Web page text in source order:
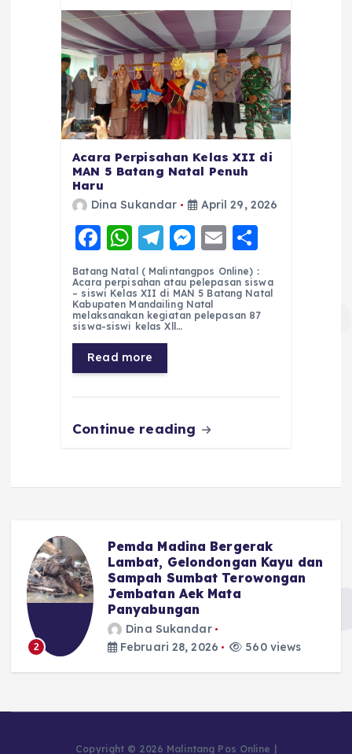
Acara Perpisahan Kelas XII di
MAN 5 Batang Natal Penuh
Haru
Dina Sukandar April 29, 2026
F
a
c
e
b
o
o
W
h
a
ts
A
p
p
T
el
e
g
r
m
M
e
ss
e
er
E
m
ai
l
h
a
re
Batang Natal ( Malintangpos Online) :
Acara perpisahan atau pelepasan siswa
– siswi Kelas XII di MAN 5 Batang Natal
Kabupaten Mandailing Natal
melaksanakan kegiatan pelepasan 87
siswa-siswi kelas Xll…
Read more
Continue reading
2
Pemda Madina Bergerak
Lambat, Gelondongan Kayu dan
Sampah Sumbat Terowongan
Jembatan Aek Mata
Panyabungan
Dina Sukandar
Februari 28, 2026
560 views
Copyright © 2026 Malintang Pos Online |